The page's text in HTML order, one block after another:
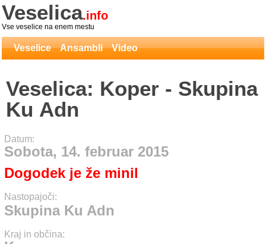
Veselica.info
Vse veselice na enem mestu
Veselice Ansambli Video
Veselica: Koper - Skupina
Ku Adn
Datum:
Sobota, 14. februar 2015
Dogodek je že minil
Nastopajoči:
Skupina Ku Adn
Kraj in občina: